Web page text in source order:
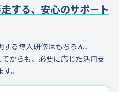
する、安心のサポート
る導入研修はもちろん、
からも、必要に応じた活用支
。